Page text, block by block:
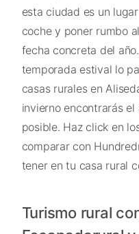
esta ciudad es un
coche y poner rumbo
fecha concreta del
temporada estival lo
casas rurales en
invierno encontrarás
posible. Haz click en
comparar con
tener en tu casa rural
Turismo rural